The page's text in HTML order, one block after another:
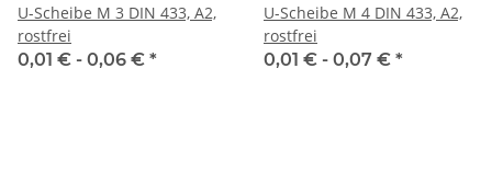
U-Scheibe M 3 DIN 433, A2,
rostfrei
0,01 € - 0,06 € *
U-Scheibe M 4 DIN 433, A2,
rostfrei
0,01 € - 0,07 € *